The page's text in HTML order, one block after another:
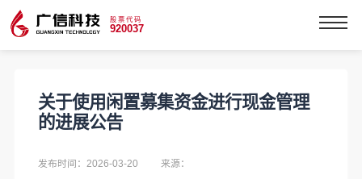
股票代码
920037
关于使用闲置募集资金进行现金管理
的进展公告
发布时间：2026-03-20 来源：